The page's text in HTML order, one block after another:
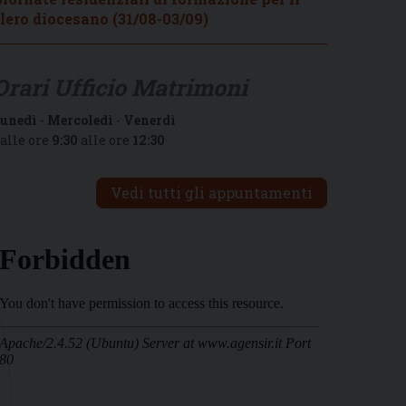
diocesano (31/08-03/09)
- Mercoledì - Venerdì
ore 9:30 alle ore 12:30
Vedi tutti gli appuntamenti